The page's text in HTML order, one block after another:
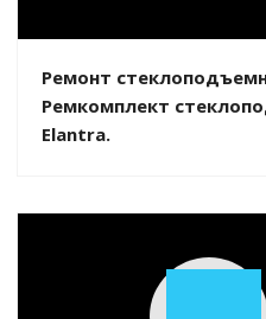
Ремонт
Ремкомплект
Elantra.